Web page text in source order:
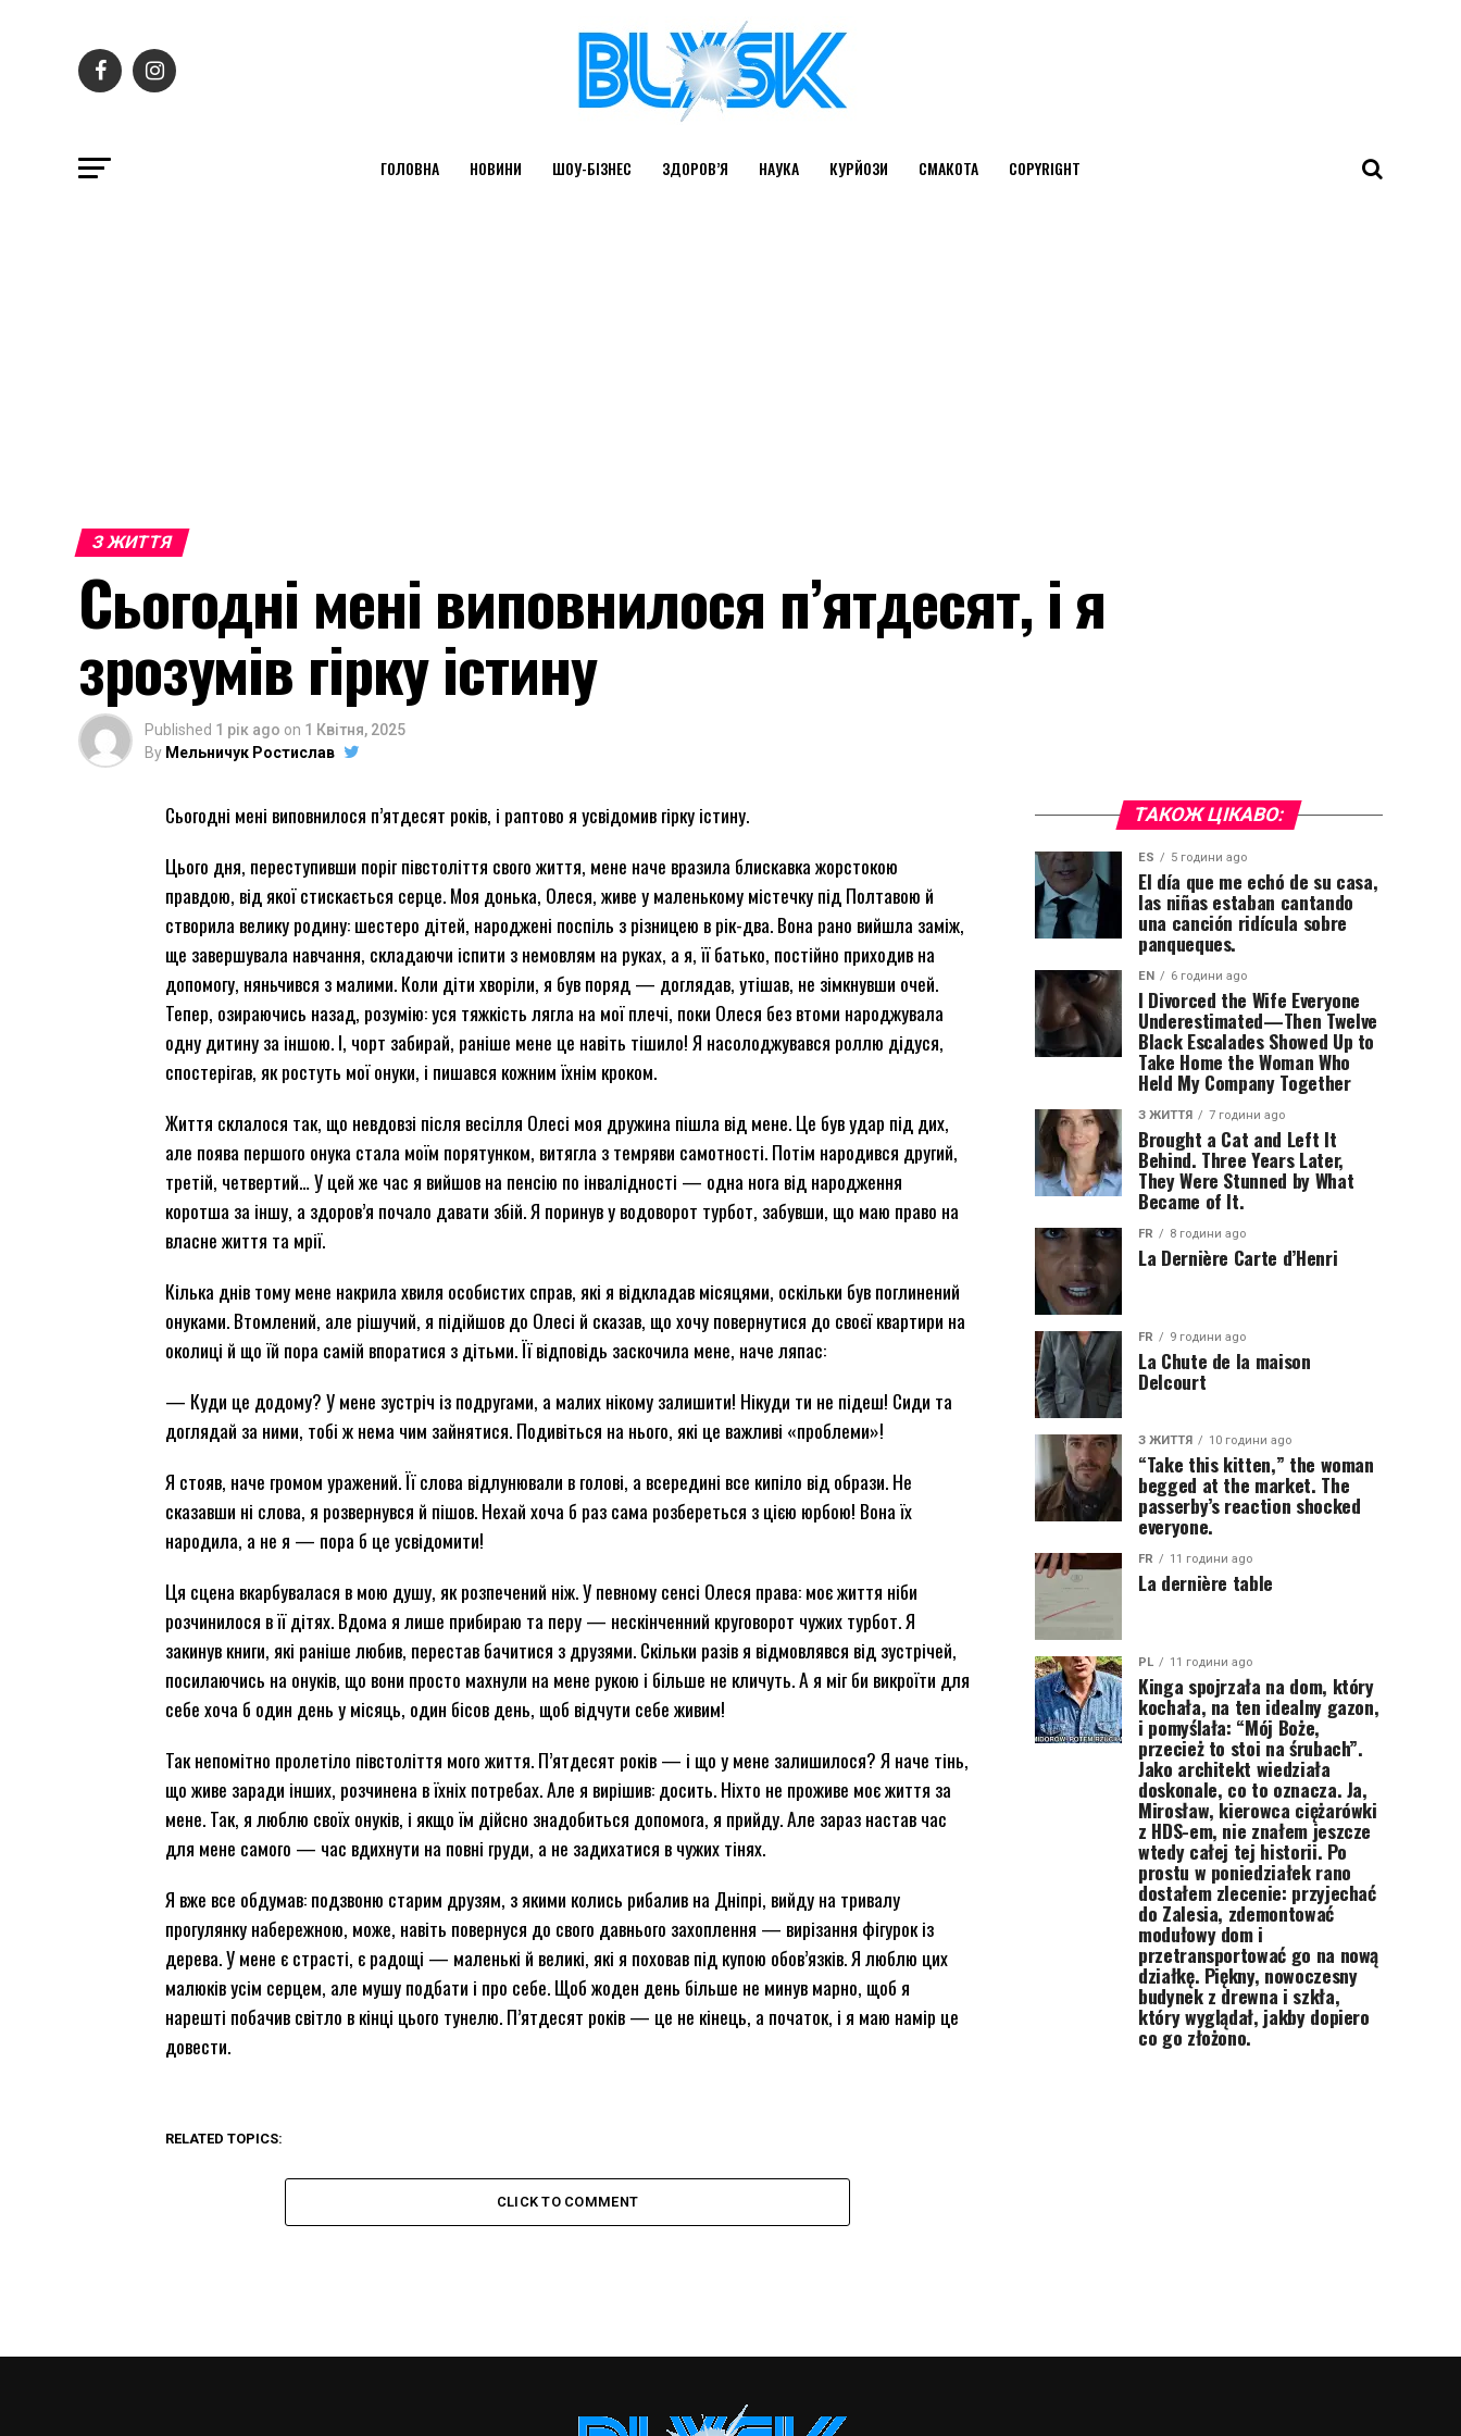
ГОЛОВНА НОВИНИ ШОУ-БІЗНЕС ЗДОРОВ’Я НАУКА КУРЙОЗИ СМАКОТА COPYRIGHT
З ЖИТТЯ
Сьогодні мені виповнилося п’ятдесят, і я
зрозумів гірку істину
Published 1 рік ago on 1 Квітня, 2025
By Мельничук Ростислав
Сьогодні мені виповнилося п’ятдесят років, і раптово я усвідомив гірку істину.
Цього дня, переступивши поріг півстоліття свого життя, мене наче вразила блискавка жорстокою
правдою, від якої стискається серце. Моя донька, Олеся, живе у маленькому містечку під Полтавою й
створила велику родину: шестеро дітей, народжені поспіль з різницею в рік-два. Вона рано вийшла заміж,
ще завершувала навчання, складаючи іспити з немовлям на руках, а я, її батько, постійно приходив на
допомогу, няньчився з малими. Коли діти хворіли, я був поряд — доглядав, утішав, не зімкнувши очей.
Тепер, озираючись назад, розумію: уся тяжкість лягла на мої плечі, поки Олеся без втоми народжувала
одну дитину за іншою. І, чорт забирай, раніше мене це навіть тішило! Я насолоджувався роллю дідуся,
спостерігав, як ростуть мої онуки, і пишався кожним їхнім кроком.
Життя склалося так, що невдовзі після весілля Олесі моя дружина пішла від мене. Це був удар під дих,
але поява першого онука стала моїм порятунком, витягла з темряви самотності. Потім народився другий,
третій, четвертий… У цей же час я вийшов на пенсію по інвалідності — одна нога від народження
коротша за іншу, а здоров’я почало давати збій. Я поринув у водоворот турбот, забувши, що маю право на
власне життя та мрії.
Кілька днів тому мене накрила хвиля особистих справ, які я відкладав місяцями, оскільки був поглинений
онуками. Втомлений, але рішучий, я підійшов до Олесі й сказав, що хочу повернутися до своєї квартири на
околиці й що їй пора самій впоратися з дітьми. Її відповідь заскочила мене, наче ляпас:
— Куди це додому? У мене зустріч із подругами, а малих нікому залишити! Нікуди ти не підеш! Сиди та
доглядай за ними, тобі ж нема чим зайнятися. Подивіться на нього, які це важливі «проблеми»!
Я стояв, наче громом уражений. Її слова відлунювали в голові, а всередині все кипіло від образи. Не
сказавши ні слова, я розвернувся й пішов. Нехай хоча б раз сама розбереться з цією юрбою! Вона їх
народила, а не я — пора б це усвідомити!
Ця сцена вкарбувалася в мою душу, як розпечений ніж. У певному сенсі Олеся права: моє життя ніби
розчинилося в її дітях. Вдома я лише прибираю та перу — нескінченний круговорот чужих турбот. Я
закинув книги, які раніше любив, перестав бачитися з друзями. Скільки разів я відмовлявся від зустрічей,
посилаючись на онуків, що вони просто махнули на мене рукою і більше не кличуть. А я міг би викроїти для
себе хоча б один день у місяць, один бісов день, щоб відчути себе живим!
Так непомітно пролетіло півстоліття мого життя. П’ятдесят років — і що у мене залишилося? Я наче тінь,
що живе заради інших, розчинена в їхніх потребах. Але я вирішив: досить. Ніхто не проживе моє життя за
мене. Так, я люблю своїх онуків, і якщо їм дійсно знадобиться допомога, я прийду. Але зараз настав час
для мене самого — час вдихнути на повні груди, а не задихатися в чужих тінях.
Я вже все обдумав: подзвоню старим друзям, з якими колись рибалив на Дніпрі, вийду на тривалу
прогулянку набережною, може, навіть повернуся до свого давнього захоплення — вирізання фігурок із
дерева. У мене є страсті, є радощі — маленькі й великі, які я поховав під купою обов’язків. Я люблю цих
малюків усім серцем, але мушу подбати і про себе. Щоб жоден день більше не минув марно, щоб я
нарешті побачив світло в кінці цього тунелю. П’ятдесят років — це не кінець, а початок, і я маю намір це
довести.
RELATED TOPICS:
CLICK TO COMMENT
ТАКОЖ ЦІКАВО:
ES 5 години ago
El día que me echó de su casa,
las niñas estaban cantando
una canción ridícula sobre
panqueques.
EN 6 години ago
I Divorced the Wife Everyone
Underestimated—Then Twelve
Black Escalades Showed Up to
Take Home the Woman Who
Held My Company Together
З ЖИТТЯ 7 години ago
Brought a Cat and Left It
Behind. Three Years Later,
They Were Stunned by What
Became of It.
FR 8 години ago
La Dernière Carte d’Henri
FR 9 години ago
La Chute de la maison
Delcourt
З ЖИТТЯ 10 години ago
“Take this kitten,” the woman
begged at the market. The
passerby’s reaction shocked
everyone.
FR 11 години ago
La dernière table
PL 11 години ago
Kinga spojrzała na dom, który
kochała, na ten idealny gazon,
i pomyślała: “Mój Boże,
przecież to stoi na śrubach”.
Jako architekt wiedziała
doskonale, co to oznacza. Ja,
Mirosław, kierowca ciężarówki
z HDS-em, nie znałem jeszcze
wtedy całej tej historii. Po
prostu w poniedziałek rano
dostałem zlecenie: przyjechać
do Zalesia, zdemontować
modułowy dom i
przetransportować go na nową
działkę. Piękny, nowoczesny
budynek z drewna i szkła,
który wyglądał, jakby dopiero
co go złożono.